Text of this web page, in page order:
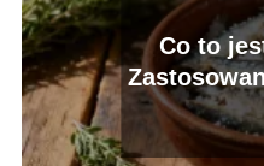
Co to
wartości